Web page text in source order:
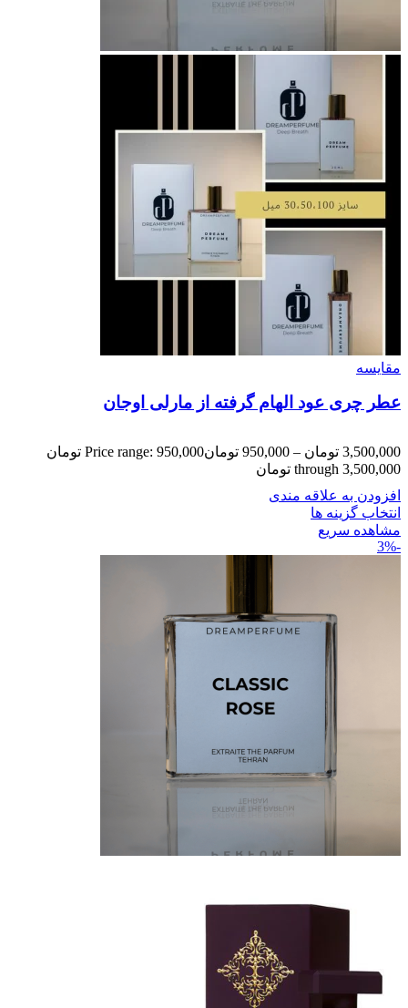
مقایسه
عطر چری عود الهام گرفته از مارلی اوجان
3,500,000 تومان –
950,000 تومان
Price range: 950,000 تومان
through 3,500,000 تومان
افزودن به علاقه مندی
انتخاب گزینه ها
مشاهده سریع
-3%